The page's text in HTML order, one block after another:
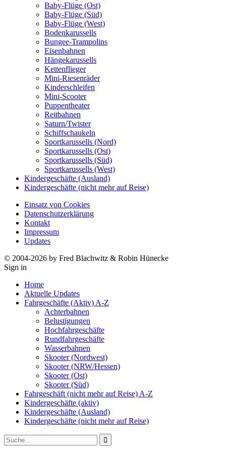
Baby-Flüge (Ost)
Baby-Flüge (Süd)
Baby-Flüge (West)
Bodenkarussells
Bungee-Trampolins
Eisenbahnen
Hängekarussells
Kettenflieger
Mini-Riesenräder
Kinderschleifen
Mini-Scooter
Puppentheater
Reitbahnen
Saturn/Twister
Schiffschaukeln
Sportkarussells (Nord)
Sportkarussells (Ost)
Sportkarussells (Süd)
Sportkarussells (West)
Kindergeschäfte (Ausland)
Kindergeschäfte (nicht mehr auf Reise)
Einsatz von Cookies
Datenschutzerklärung
Kontakt
Impressum
Updates
© 2004-2026 by Fred Blachwitz & Robin Hünecke
Sign in
Home
Aktuelle Updates
Fahrgeschäfte (Aktiv) A-Z
Achterbahnen
Belustigungen
Hochfahrgeschäfte
Rundfahrgeschäfte
Wasserbahnen
Skooter (Nordwest)
Skooter (NRW/Hessen)
Skooter (Ost)
Skooter (Süd)
Fahrgeschäft (nicht mehr auf Reise) A-Z
Kindergeschäfte (aktiv)
Kindergeschäfte (Ausland)
Kindergeschäfte (nicht mehr auf Reise)